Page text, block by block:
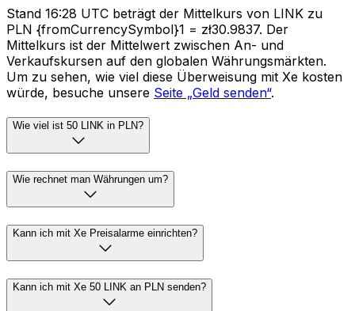
Stand 16:28 UTC beträgt der Mittelkurs von LINK zu
PLN {fromCurrencySymbol}1 = zł30.9837. Der
Mittelkurs ist der Mittelwert zwischen An- und
Verkaufskursen auf den globalen Währungsmärkten.
Um zu sehen, wie viel diese Überweisung mit Xe kosten
würde, besuche unsere Seite „Geld senden“.
Wie viel ist 50 LINK in PLN?
Wie rechnet man Währungen um?
Kann ich mit Xe Preisalarme einrichten?
Kann ich mit Xe 50 LINK an PLN senden?